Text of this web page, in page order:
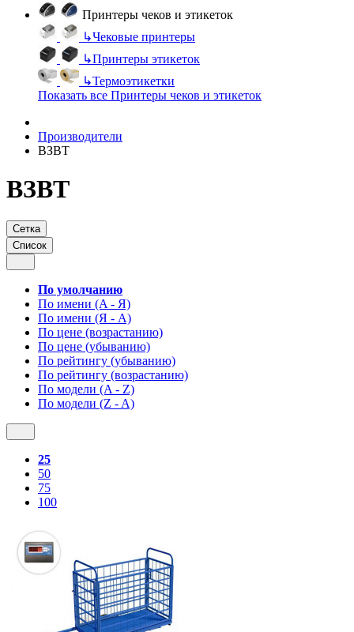
Принтеры чеков и этикеток
↳Чековые принтеры
↳Принтеры этикеток
↳Термоэтикетки
Показать все Принтеры чеков и этикеток
Производители
ВЗВТ
ВЗВТ
Сетка
Список
По умолчанию
По имени (A - Я)
По имени (Я - A)
По цене (возрастанию)
По цене (убыванию)
По рейтингу (убыванию)
По рейтингу (возрастанию)
По модели (A - Z)
По модели (Z - A)
25
50
75
100